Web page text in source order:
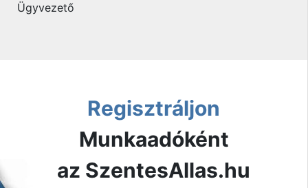
Ügyvezető
Regisztráljon
Munkaadóként
az SzentesAllas.hu